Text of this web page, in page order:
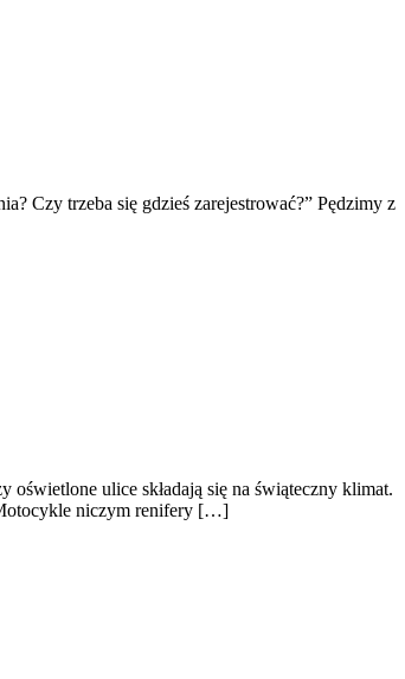
Czy trzeba się gdzieś zarejestrować?” Pędzimy z
ulice składają się na świąteczny klimat.
niczym renifery […]